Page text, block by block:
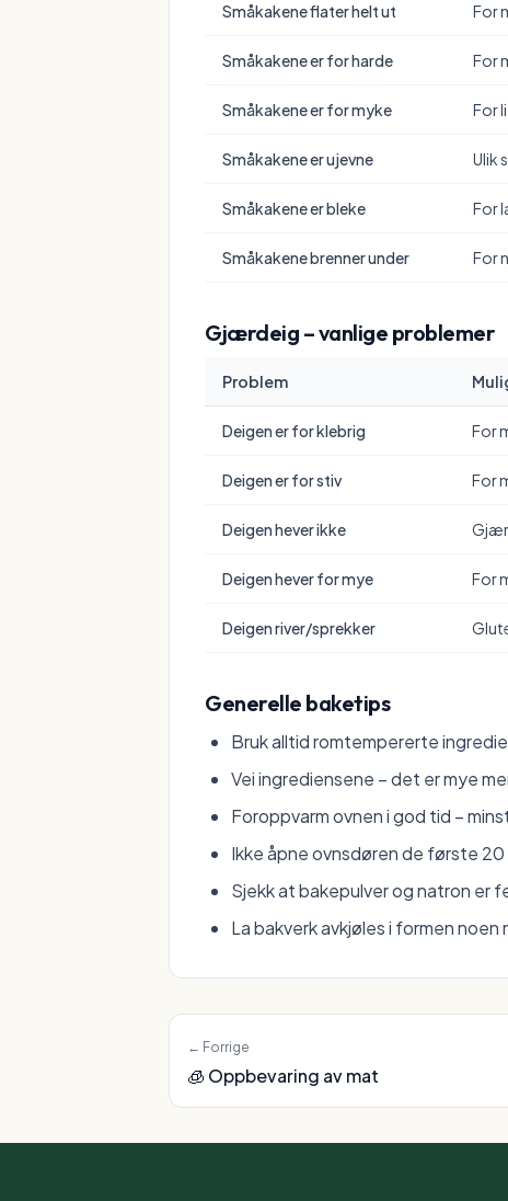
Småkakene flater helt ut For
Småkakene er for harde For
Småkakene er for myke For
Småkakene er ujevne Ulik
Småkakene er bleke For
Småkakene brenner under For
Gjærdeig – vanlige problemer
Problem
Deigen er for klebrig For
Deigen er for stiv For
Deigen hever ikke
Deigen hever for mye For
Deigen river/sprekker
Generelle baketips
Bruk alltid romtempererte
Vei ingrediensene – det er mye
Foroppvarm ovnen i god tid –
Ikke åpne ovnsdøren de første
Sjekk at bakepulver og natron er
La bakverk avkjøles i formen
← Forrige
🧊 Oppbevaring av mat